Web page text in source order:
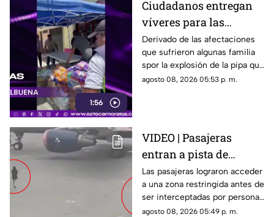
1:56
Ciudadanos entregan
víveres para las
familias afectadas por
la explosión de pipa en
Cuernavaca
Derivado de las afectaciones
que sufrieron algunas familia
spor la explosión de la pipa que
transportaba gas LP,
agosto 08, 2026 05:53 p. m.
VIDEO | Pasajeras
entran a pista de
aeropuerto tras perder
su vuelo; autoridades
logran detenerlas
Las pasajeras lograron acceder
a una zona restringida antes de
ser interceptadas por personal
del aeropuerto.
agosto 08, 2026 05:49 p. m.